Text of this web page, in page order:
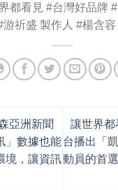
都看見 #台灣好品牌
游祈盛 製作人 #楊含容
亞洲新聞
」數據也能
境，讓資訊
讓世界都
台播出「
動員的首